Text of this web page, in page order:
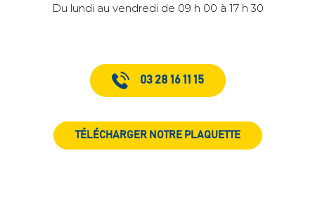
Du lundi au vendredi de 09 h 00 à 17 h 30
03 28 16 11 15
TÉLÉCHARGER NOTRE PLAQUETTE